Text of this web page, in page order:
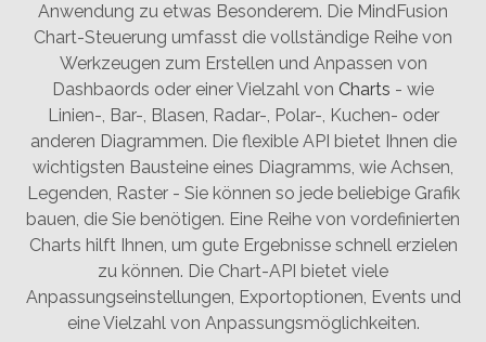
Anwendung zu etwas Besonderem. Die MindFusion
Chart-Steuerung umfasst die vollständige Reihe von
Werkzeugen zum Erstellen und Anpassen von
Dashbaords oder einer Vielzahl von Charts - wie
Linien-, Bar-, Blasen, Radar-, Polar-, Kuchen- oder
anderen Diagrammen. Die flexible API bietet Ihnen die
wichtigsten Bausteine eines Diagramms, wie Achsen,
Legenden, Raster - Sie können so jede beliebige Grafik
bauen, die Sie benötigen. Eine Reihe von vordefinierten
Charts hilft Ihnen, um gute Ergebnisse schnell erzielen
zu können. Die Chart-API bietet viele
Anpassungseinstellungen, Exportoptionen, Events und
eine Vielzahl von Anpassungsmöglichkeiten.